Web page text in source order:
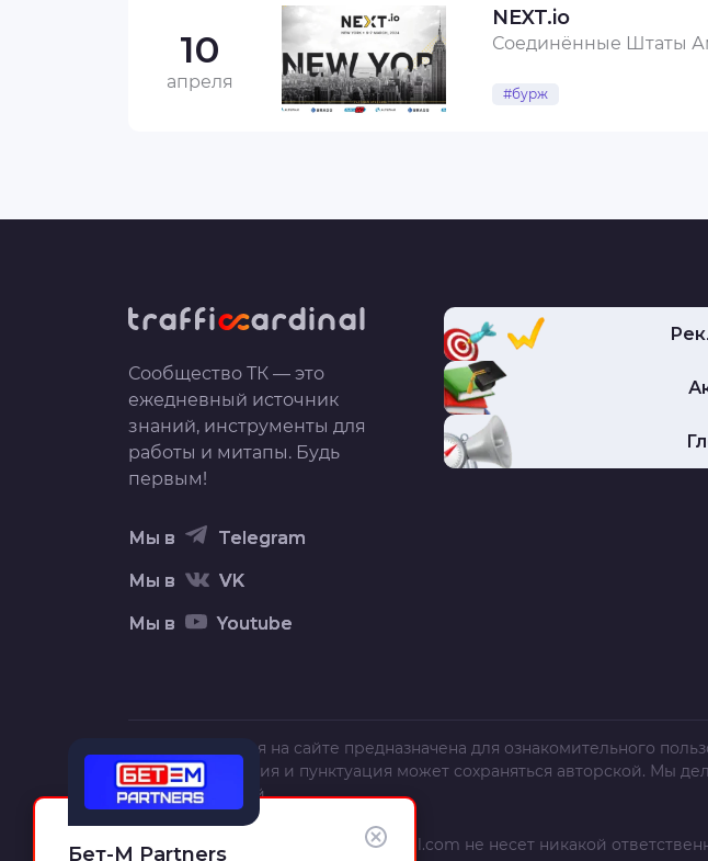
10
апреля
NEXT.io
Соединённые Штаты
#бурж
Сообщество ТК — это
ежедневный источник
знаний, инструменты для
работы и митапы. Будь
первым!
Мы в Telegram
Мы в VK
Мы в Youtube
Вся информация на сайте предназначена для ознакомительного
текст, орфография и пунктуация может сохраняться авторской. Мы
полной и точной.
Администрация сайта trafficcardinal.com не несет никакой
Бет-М Partners